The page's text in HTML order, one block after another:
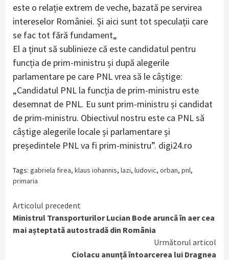
este o relație extrem de veche, bazată pe servirea
intereselor României. Și aici sunt tot speculații care
se fac tot fără fundament„
El a ținut să sublinieze că este candidatul pentru
funcția de prim-ministru și după alegerile
parlamentare pe care PNL vrea să le câștige:
„Candidatul PNL la funcția de prim-ministru este
desemnat de PNL. Eu sunt prim-ministru și candidat
de prim-ministru. Obiectivul nostru este ca PNL să
câștige alegerile locale și parlamentare și
președintele PNL va fi prim-ministru”. digi24.ro
Tags: gabriela firea, klaus iohannis, lazi, ludovic, orban, pnl,
primaria
Continue
Reading
Articolul precedent
Ministrul Transporturilor Lucian Bode aruncă în aer cea
mai așteptată autostradă din România
Următorul articol
Ciolacu anunță întoarcerea lui Dragnea